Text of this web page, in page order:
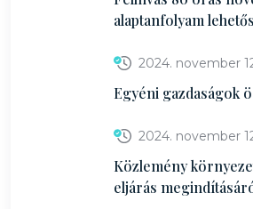
alaptanfolyam
2024. november
Egyéni gazdaságok
2024. november
Közlemény
eljárás